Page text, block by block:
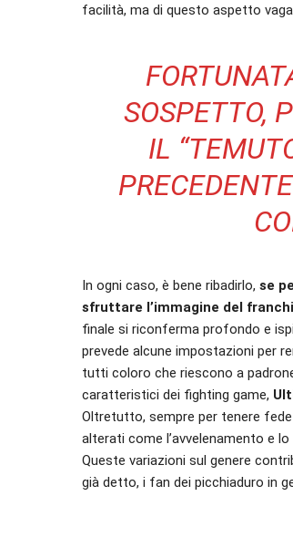
facilità, ma di questo aspetto
SOSPETTO,
IL
In ogni caso, è bene ribadirlo, se
sfruttare l’immagine del
finale si riconferma profondo e
prevede alcune impostazioni per
tutti coloro che riescono a
caratteristici dei fighting game,
Oltretutto, sempre per tenere
alterati come l’avvelenamento e lo
Queste variazioni sul genere
già detto, i fan dei picchiaduro in